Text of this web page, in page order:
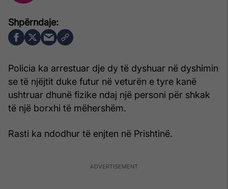
Policia ka arrestuar dje dy të dyshuar në dyshimin
se të njëjtit duke futur në veturën e tyre kanë
ushtruar dhunë fizike ndaj një personi për shkak
të një borxhi të mëhershëm.
Rasti ka ndodhur të enjten në Prishtinë.